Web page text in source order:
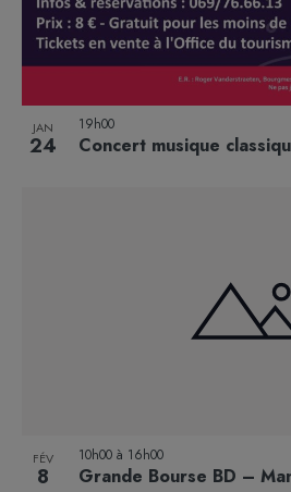
JAN
24 Concert musique
19h00
FÉV
8 Grande Bourse BD –
10h00 à 16h00